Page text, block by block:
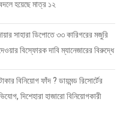
হয়েছে মাত্র ১২
সাহারা ডিপোতে ৩৩ কারিগরের মজুরি
বিস্ফোরক দাবি ম্যানেজারের বিরুদ্ধে
বিনিয়োগ ফাঁদ ? ডায়মন্ড রিসোর্টের
দিশেহারা হাজারো বিনিয়োগকারী